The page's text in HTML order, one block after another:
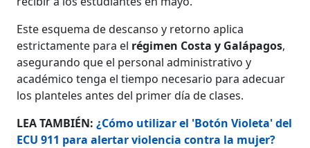
Este esquema de descanso y retorno aplica
estrictamente para el régimen Costa y Galápagos,
asegurando que el personal administrativo y
académico tenga el tiempo necesario para adecuar
los planteles antes del primer día de clases.
LEA TAMBIÉN: ¿Cómo utilizar el 'Botón Violeta' del
ECU 911 para alertar violencia contra la mujer?